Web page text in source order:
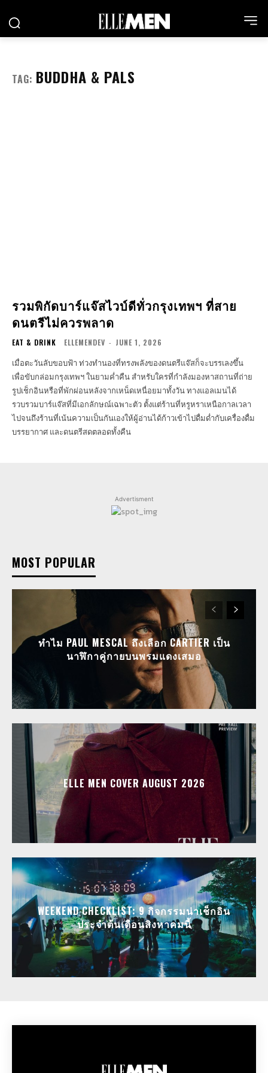
TAG: BUDDHA & PALS
รวมพิกัดบาร์แจ๊สไวบ์ดีทั่วกรุงเทพฯ ที่สาย
ดนตรีไม่ควรพลาด
EAT & DRINK ELLEMENDEV - JUNE 1, 2026
เมื่อตะวันลับขอบฟ้า ท่วงทำนองที่ทรงพลังของดนตรีแจ๊สก็จะบรรเลงขึ้น
เพื่อขับกล่อมกรุงเทพฯ ในยามค่ำคืน สำหรับใครที่กำลังมองหาสถานที่ถ่าย
รูปเช็กอินหรือที่พักผ่อนหลังจากเหน็ดเหนื่อยมาทั้งวัน ทางแอลเมนได้
รวบรวมบาร์แจ๊สที่มีเอกลักษณ์เฉพาะตัว ตั้งแต่ร้านที่หรูหราเหนือกาลเวลา
ไปจนถึงร้านที่เน้นความเป็นกันเองให้ผู้อ่านได้ก้าวเข้าไปดื่มด่ำกับเครื่องดื่ม
บรรยากาศ และดนตรีสดตลอดทั้งคืน
Advertisment
MOST POPULAR
ทำไม PAUL MESCAL ถึงเลือก CARTIER เป็น
นาฬิกาคู่กายบนพรมแดงเสมอ
ELLE MEN COVER AUGUST 2026
WEEKEND CHECKLIST: 9 กิจกรรมน่าเช็กอิน
ประจำต้นเดือนสิงหาคมนี้